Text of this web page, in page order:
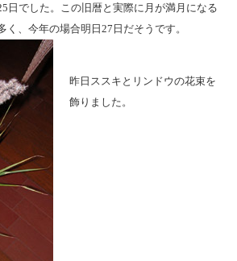
日でした。この旧暦と実際に月が満月になる
く、今年の場合明日27日だそうです。
昨日ススキとリンドウの花束を
飾りました。